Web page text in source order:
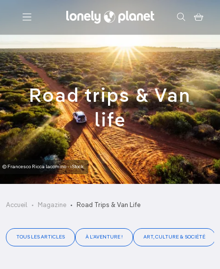
Menu
Votre recherche
Road trips & Van
life
© Francesco Ricca lacomino - iStock
Accueil Magazine Road Trips & Van Life
TOUS LES ARTICLES À L'AVENTURE ! ART, CULTURE & SOCIÉTÉ